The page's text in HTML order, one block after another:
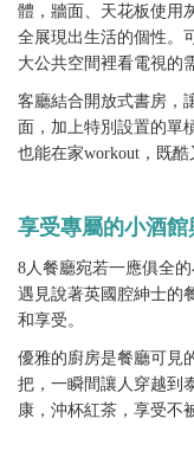
體，牆面、天花板使用
全展現出生活的個性。
大公共空間裡看電視的
客廳結合開放式書房，
面，加上特別設置的單
也能在家workout，既酷
享受專屬的小酒
8人餐廳宛若一應俱全
遇見說著英國腔紳士的
和享受。
優雅的廚房是餐廳可見
把，一瞬間讓人穿越到
康，沖杯紅茶，享受不